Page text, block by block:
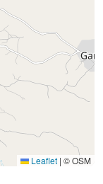
Leaflet | © OSM